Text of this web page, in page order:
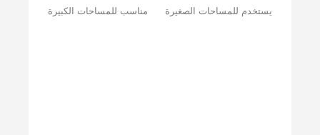
يستخدم للمساحات الصغيرة مناسب للمساحات الكبيرة